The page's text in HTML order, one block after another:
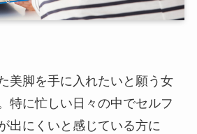
美脚を手に入れたいと願う女
特に忙しい日々の中でセルフ
出にくいと感じている方に